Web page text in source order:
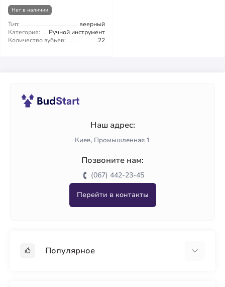
Нет в наличии
Тип:
веерный
Категория:
Ручной инструмент
Количество зубьев:
22
Наш адрес:
Киев, Промышленная 1
Позвоните нам:
(067) 442-23-45
Перейти в контакты
Популярное